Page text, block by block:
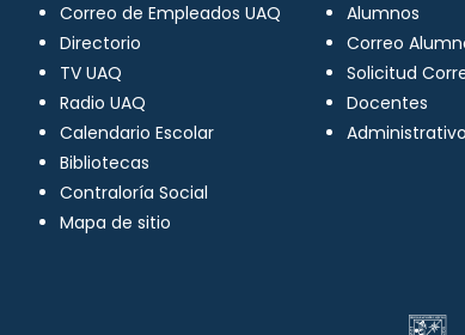
Correo de Empleados UAQ
Directorio
TV UAQ
Radio UAQ
Calendario Escolar
Bibliotecas
Contraloría Social
Mapa de sitio
Alumnos
Correo
Solicitud
Docentes